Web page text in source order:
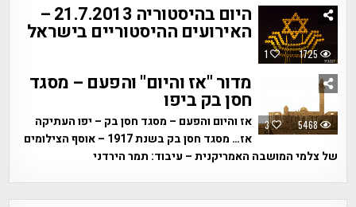
1 1725
היום בהיסטוריה 21.7.2013 –
האירועים ההיסטוריים בישראל
3 5468
מדור "אז והיום" והפעם – מסגד
חסן בק ביפו
אז והיום והפעם – מסגד חסן בק – יפו העתיקה
אז… מסגד חסן בק בשנת 1917 – אוסף הצילומים
של צלמי המושבה האמריקנית – עיבוד: תמר הירדני